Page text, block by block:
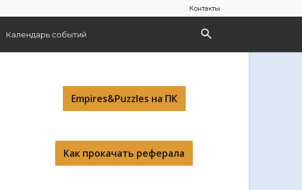
Контакты
Календарь событий
Empires&Puzzles на ПК
Как прокачать реферала